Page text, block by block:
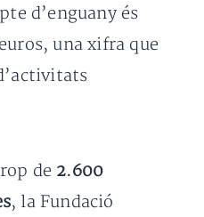
d’enguany és
una xifra que
de 2.600
, la Fundació